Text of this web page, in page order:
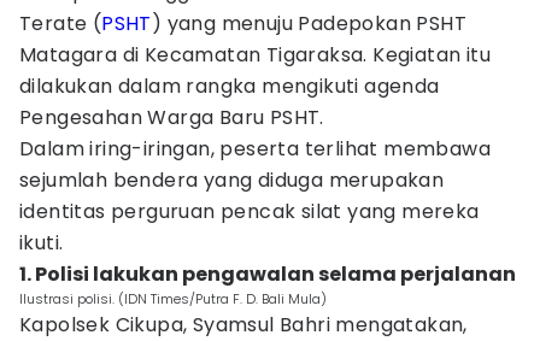
Terate (PSHT) yang menuju Padepokan PSHT
Matagara di Kecamatan Tigaraksa. Kegiatan itu
dilakukan dalam rangka mengikuti agenda
Pengesahan Warga Baru PSHT.
Dalam iring-iringan, peserta terlihat membawa
sejumlah bendera yang diduga merupakan
identitas perguruan pencak silat yang mereka
ikuti.
1. Polisi lakukan pengawalan selama perjalanan
Ilustrasi polisi. (IDN Times/Putra F. D. Bali Mula)
Kapolsek Cikupa, Syamsul Bahri mengatakan,